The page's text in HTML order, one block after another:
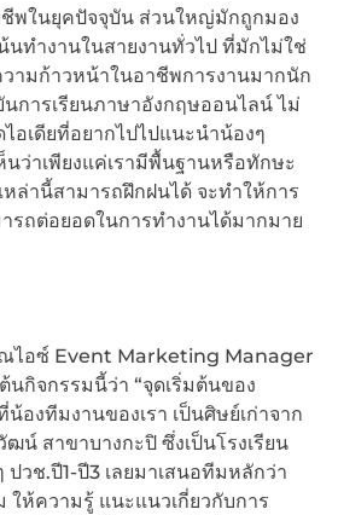
พในยุคปัจจุบัน ส่วนใหญ่มักถูกมอง
นทำงานในสายงานทั่วไป ที่มักไม่ใช่
ามก้าวหน้าในอาชีพการงานมากนัก
การเรียนภาษาอังกฤษออนไลน์ ไม่
อเดียที่อยากไปไปแนะนำน้องๆ
นว่าเพียงแค่เรามีพื้นฐานหรือทักษะ
ล่านี้สามารถฝึกฝนได้ จะทำให้การ
รถต่อยอดในการทำงานได้มากมาย
ไอซ์ Event Marketing Manager
นกิจกรรมนี้ว่า “จุดเริ่มต้นของ
องทีมงานของเรา เป็นศิษย์เก่าจาก
น์ สาขาบางกะปิ ซึ่งเป็นโรงเรียน
วช.ปี1-ปี3 เลยมาเสนอทีมหลักว่า
ให้ความรู้ แนะแนวเกี่ยวกับการ